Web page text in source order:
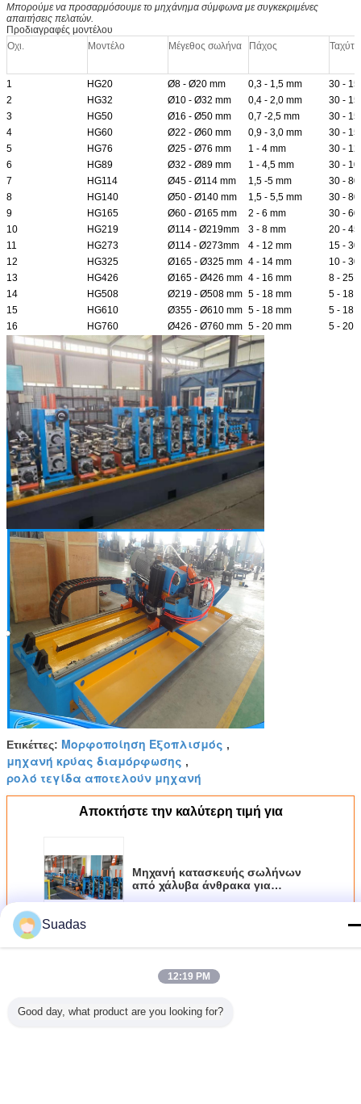
Μπορούμε να προσαρμόσουμε το μηχάνημα σύμφωνα με συγκεκριμένες
απαιτήσεις πελατών.
Προδιαγραφές μοντέλου
Οχι.
Μοντέλο Μέγεθος σωλήνα Πάχος
1 HG20 Ø8 - Ø20 mm 0,3 - 1,5 mm
30 -
2
HG32 Ø10 - Ø32 mm 0,4 - 2,0 mm
30 -
3
HG50 Ø16 - Ø50 mm 0,7 -2,5 mm
30 -
4
HG60 Ø22 - Ø60 mm 0,9 - 3,0 mm
30 -
5
HG76 Ø25 - Ø76 mm 1 - 4 mm
30 -
6
HG89 Ø32 - Ø89 mm 1 - 4,5 mm
30 -
7
HG114 Ø45 - Ø114 mm 1,5 -5 mm
30 - 80
8
HG140 Ø50 - Ø140 mm 1,5 - 5,5 mm
30 - 80
9
HG165 Ø60 - Ø165 mm 2 - 6 mm
30 - 60
10
HG219 Ø114 - Ø219mm 3 - 8 mm
20 - 45
11
HG273 Ø114 - Ø273mm 4 - 12 mm
15 - 30
12
HG325 Ø165 - Ø325 mm 4 - 14 mm
10 - 30
13
HG426 Ø165 - Ø426 mm 4 - 16 mm
8 - 25
14
HG508 Ø219 - Ø508 mm 5 - 18 mm
5 - 18
15
HG610 Ø355 - Ø610 mm 5 - 18 mm
5 - 18
16
HG760 Ø426 - Ø760 mm 5 - 20 mm 5 - 20
Ετικέττες: Μορφοποίηση Εξοπλισμός ,
μηχανή κρύας διαμόρφωσης ,
ρολό τεγίδα αποτελούν μηχανή
Αποκτήστε την καλύτερη τιμή για
Μηχανή κατασκευής σωλήνων
από χάλυβα άνθρακα για
Suadas
12:19 PM
Good day, what product are you looking for?